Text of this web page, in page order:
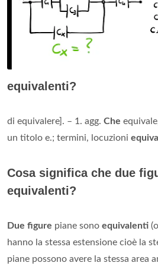
equivalenti?
di equivalere]. – 1. agg. Che
un titolo e.; termini, locuzioni
Cosa significa che due
equivalenti?
Due figure piane sono equivalenti
hanno la stessa estensione cioè la
piane possono avere la stessa area